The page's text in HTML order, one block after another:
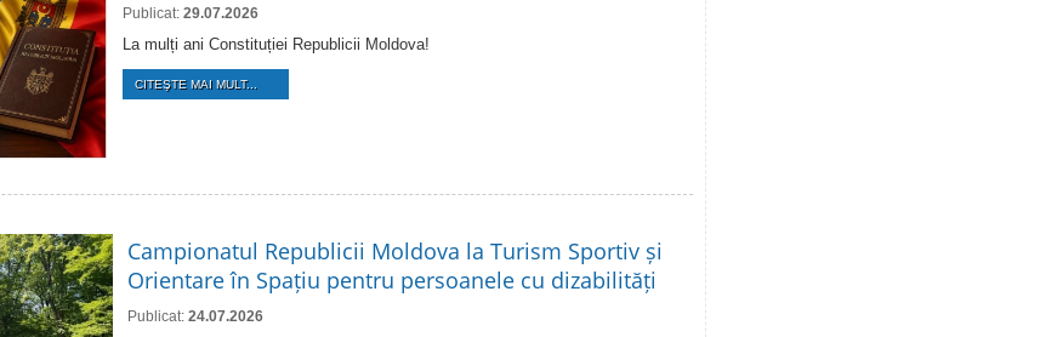
Publicat: 29.07.2026
La mulți ani Constituției Republicii Moldova!
CITEŞTE MAI MULT...
Campionatul Republicii Moldova la Turism Sportiv și
Orientare în Spațiu pentru persoanele cu dizabilități
Publicat: 24.07.2026